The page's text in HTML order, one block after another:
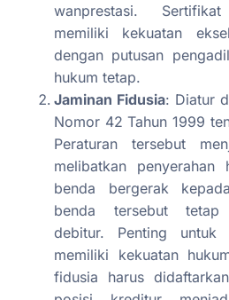
wanprestasi.
memiliki kekuatan
dengan putusan
hukum tetap.
Jaminan Fidusia: Diatur
Nomor 42 Tahun 1999
Peraturan tersebut
melibatkan penyerahan
benda bergerak
benda tersebut tetap
debitur. Penting
memiliki kekuatan
fidusia harus